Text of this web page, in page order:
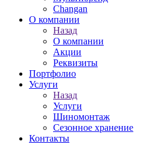
Сhangan
О компании
Назад
О компании
Акции
Реквизиты
Портфолио
Услуги
Назад
Услуги
Шиномонтаж
Сезонное хранение
Контакты